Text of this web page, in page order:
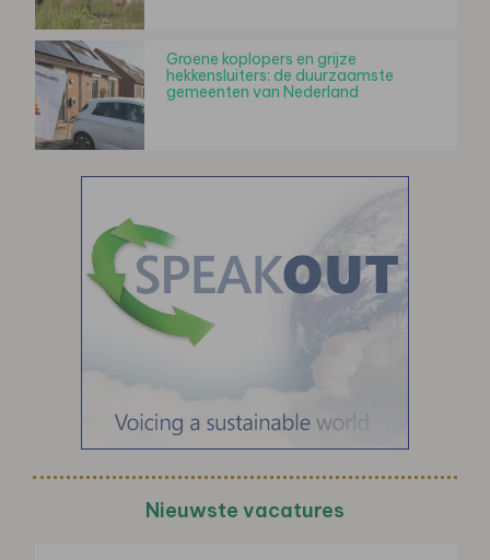
Groene koplopers en grijze
hekkensluiters: de duurzaamste
gemeenten van Nederland
Nieuwste vacatures